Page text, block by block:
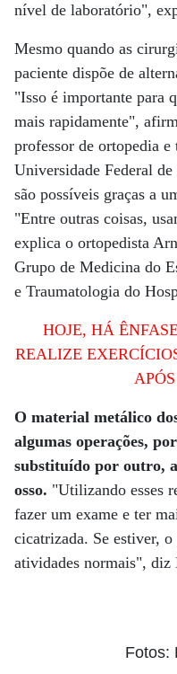
nível de laboratório",
Mesmo quando as
paciente dispõe de
"Isso é importante para
mais rapidamente",
professor de ortopedia
Universidade Federal
são possíveis graças a
"Entre outras coisas,
explica o ortopedista
Grupo de Medicina do
e Traumatologia do
HOJE, HÁ
REALIZE
O material metálico
algumas operações,
substituído por outro,
osso. "Utilizando esses
fazer um exame e ter
cicatrizada. Se estiver,
atividades normais", diz
Fotos: